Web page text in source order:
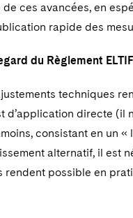
ces avancées, en
rapide des
du Règlement
techniques
d’application directe
consistant en
alternatif, il est
possible en